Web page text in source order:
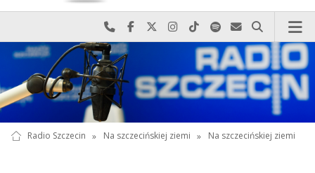
Najlepiej po prostu do nas zadzwoń
Odwiedź nas na Facebook-u
Odwiedź nas na X
Odwiedź nas na Instagram-ie
Odwiedź nas na TikTok-u
Szukaj nas na Spotify
Wyślij do nas
Szukaj
Radio Szczecin » Na szczecińskiej ziemi » Na szczecińskiej ziemi